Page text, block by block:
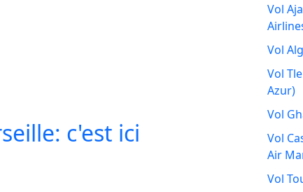
c'est ici
Vol
Vol
Vol
Azur)
Vol
Vol
Air
Vol